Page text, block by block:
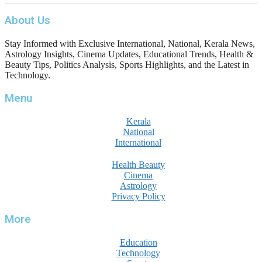
ആഘോഷമാകട്ടെ, മികവ് ശീലമാകട്ടെ
About Us
Stay Informed with Exclusive International, National, Kerala News,
Astrology Insights, Cinema Updates, Educational Trends, Health &
Beauty Tips, Politics Analysis, Sports Highlights, and the Latest in
Technology.
Menu
Kerala
National
International
Health Beauty
Cinema
Astrology
Privacy Policy
More
Education
Technology